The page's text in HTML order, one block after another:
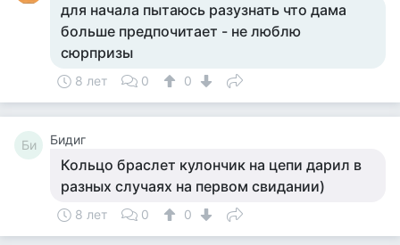
для начала пытаюсь разузнать что дама
больше предпочитает - не люблю
сюрпризы
8 лет 0 0
Би Бидиг
Кольцо браслет кулончик на цепи дарил в
разных случаях на первом свидании)
8 лет 0 0